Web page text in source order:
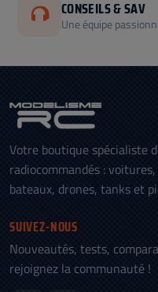
CONSEILS & SAV
Une équipe
Votre boutique spécialiste
radiocommandés :
bateaux, drones, tanks et
SUIVEZ-NOUS
Nouveautés, tests,
rejoignez la communauté !